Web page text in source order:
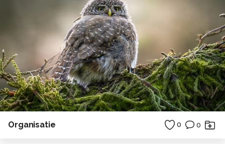
Organisatie 0 0